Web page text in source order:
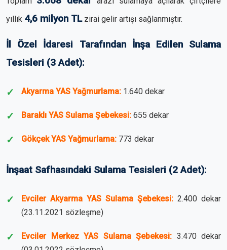
yıllık 4,6 milyon TLzirai gelir artışı sağlanmıştır.
İl Özel İdaresi Tarafından İnşa Edilen Sulama
Tesisleri (3 Adet):
Akyarma YAS Yağmurlama: 1.640 dekar
Baraklı YAS Sulama Şebekesi: 655 dekar
Gökçek YAS Yağmurlama: 773 dekar
İnşaat Safhasındaki Sulama Tesisleri (2 Adet):
Evciler Akyarma YAS Sulama Şebekesi: 2.400 dekar
(23.11.2021 sözleşme)
Evciler Merkez YAS Sulama Şebekesi: 3.470 dekar